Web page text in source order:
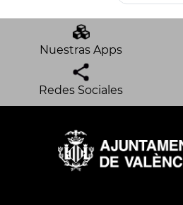
Nuestras Apps
Redes Sociales